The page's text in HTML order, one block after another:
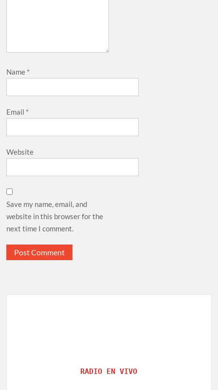
Name *
Email *
Website
Save my name, email, and
website in this browser for the
next time I comment.
RADIO EN VIVO